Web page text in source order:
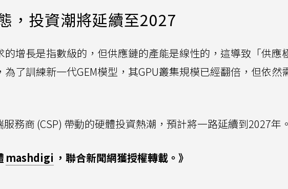
，投資潮將延續至2027
增長是指數級的，但供應鏈的產能是線性的，這導致「供應
為了訓練新一代GEM模型，其GPU叢集規模已經翻倍，但依然
務商 (CSP) 帶動的硬體投資熱潮，預計將一路延續到2027年。
mashdigi ，聯合新聞網獲授權轉載。》